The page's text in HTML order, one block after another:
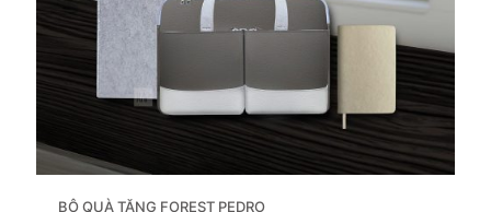
BỘ QUÀ TẶNG FOREST PEDRO